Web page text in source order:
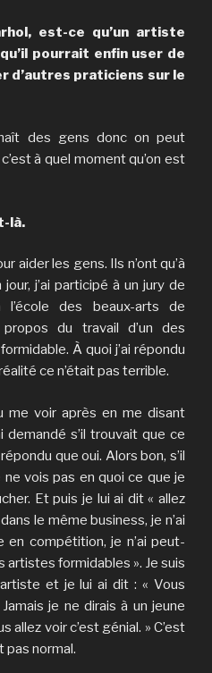
est-ce qu’un artiste
pourrait enfin user de
d’autres praticiens sur le
des gens donc on peut
à quel moment qu’on est
là.
aider les gens. Ils n’ont qu’à
jour, j’ai participé à un jury de
des beaux-arts de
du travail d’un des
À quoi j’ai répondu
ce n’était pas terrible.
me voir après en me disant
demandé s’il trouvait que ce
que oui. Alors bon, s’il
vois pas en quoi ce que je
Et puis je lui ai dit « allez
le même business, je n’ai
en compétition, je n’ai peut-
artistes formidables ». Je suis
et je lui ai dit : « Vous
je ne dirais à un jeune
allez voir c’est génial. » C’est
pas normal.